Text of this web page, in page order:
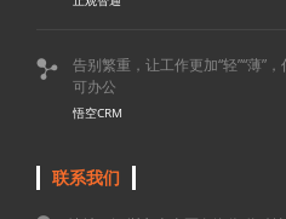

告别繁重，让工作更加“轻”“薄”
可办公
悟空CRM
联系我们